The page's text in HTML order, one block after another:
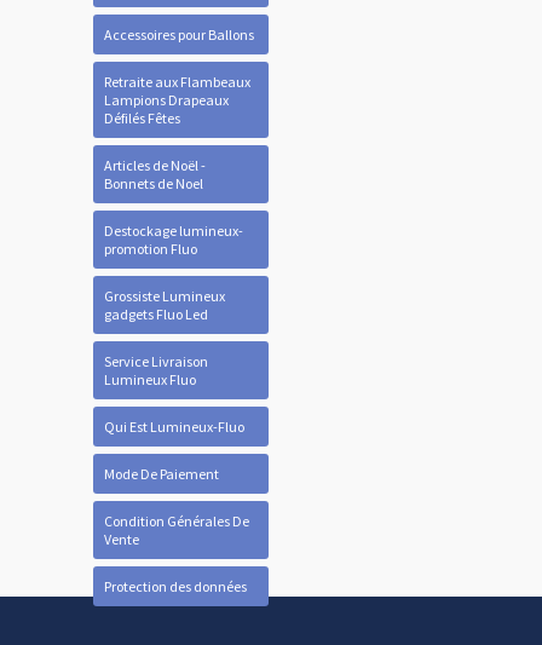
Accessoires pour Ballons
Retraite aux Flambeaux
Lampions Drapeaux
Défilés Fêtes
Articles de Noël -
Bonnets de Noel
Destockage lumineux-
promotion Fluo
Grossiste Lumineux
gadgets Fluo Led
Service Livraison
Lumineux Fluo
Qui Est Lumineux-Fluo
Mode De Paiement
Condition Générales De
Vente
Protection des données